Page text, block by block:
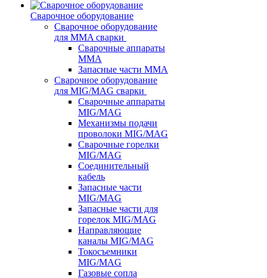
Сварочное оборудование
Сварочное оборудование
для MMA сварки
Сварочные аппараты
MMA
Запасные части MMA
Сварочное оборудование
для MIG/MAG сварки
Сварочные аппараты
MIG/MAG
Механизмы подачи
проволоки MIG/MAG
Сварочные горелки
MIG/MAG
Соединительный
кабель
Запасные части
MIG/MAG
Запасные части для
горелок MIG/MAG
Направляющие
каналы MIG/MAG
Токосъемники
MIG/MAG
Газовые сопла